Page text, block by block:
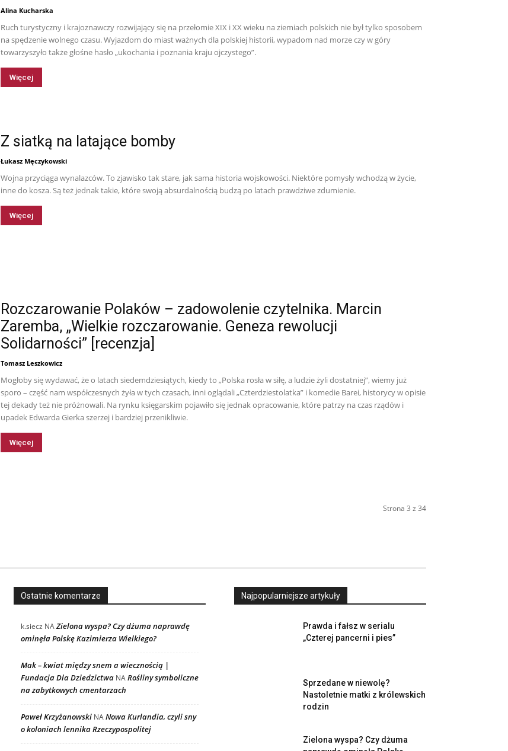
Alina Kucharska
Ruch turystyczny i krajoznawczy rozwijający się na przełomie XIX i XX wieku na ziemiach polskich nie był tylko sposobem
na spędzenie wolnego czasu. Wyjazdom do miast ważnych dla polskiej historii, wypadom nad morze czy w góry
towarzyszyło także głośne hasło „ukochania i poznania kraju ojczystego”.
Więcej
Z siatką na latające bomby
Łukasz Męczykowski
Wojna przyciąga wynalazców. To zjawisko tak stare, jak sama historia wojskowości. Niektóre pomysły wchodzą w życie,
inne do kosza. Są też jednak takie, które swoją absurdalnością budzą po latach prawdziwe zdumienie.
Więcej
Rozczarowanie Polaków – zadowolenie czytelnika. Marcin
Zaremba, „Wielkie rozczarowanie. Geneza rewolucji
Solidarności” [recenzja]
Tomasz Leszkowicz
Mogłoby się wydawać, że o latach siedemdziesiątych, kiedy to „Polska rosła w siłę, a ludzie żyli dostatniej”, wiemy już
sporo – część nam współczesnych żyła w tych czasach, inni oglądali „Czterdziestolatka” i komedie Barei, historycy w opisie
tej dekady też nie próżnowali. Na rynku księgarskim pojawiło się jednak opracowanie, które patrzy na czas rządów i
upadek Edwarda Gierka szerzej i bardziej przenikliwie.
Więcej
Strona 3 z 34
Ostatnie komentarze
k.siecz NAZielona wyspa? Czy dżuma naprawdę
ominęła Polskę Kazimierza Wielkiego?
Mak – kwiat między snem a wiecznością |
Fundacja Dla Dziedzictwa NARośliny symboliczne
na zabytkowych cmentarzach
Paweł Krzyżanowski NANowa Kurlandia, czyli sny
o koloniach lennika Rzeczypospolitej
Najpopularniejsze artykuły
Prawda i fałsz w serialu
„Czterej pancerni i pies”
Sprzedane w niewolę?
Nastoletnie matki z królewskich
rodzin
Zielona wyspa? Czy dżuma